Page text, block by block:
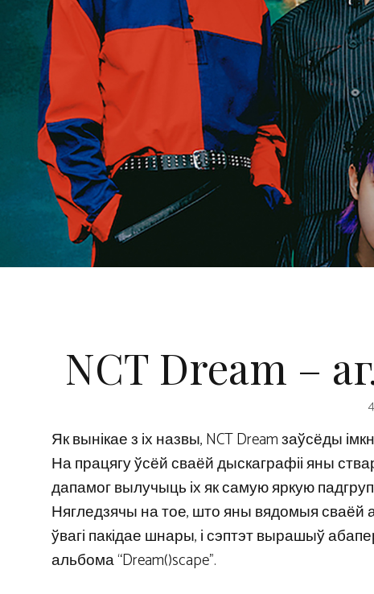
NCT Dream –
Як вынікае з іх назвы, NCT Dream заўсёды
На працягу ўсёй сваёй дыскаграфіі яны
дапамог вылучыць іх як самую яркую
Нягледзячы на ​​тое, што яны вядомыя сваёй
ўвагі пакідае шнары, і сэптэт вырашыў
альбома “Dream()scape”.